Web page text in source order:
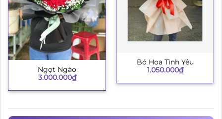
Ngọt Ngào
3.000.000₫
Bó Hoa Tình Yêu
1.050.000₫